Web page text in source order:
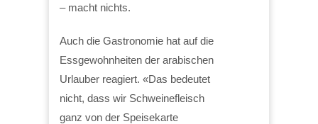
– macht nichts.
Auch die Gastronomie hat auf die
Essgewohnheiten der arabischen
Urlauber reagiert. «Das bedeutet
nicht, dass wir Schweinefleisch
ganz von der Speisekarte